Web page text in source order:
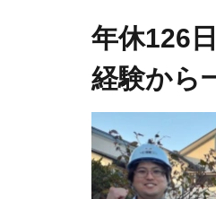
年休126
経験から